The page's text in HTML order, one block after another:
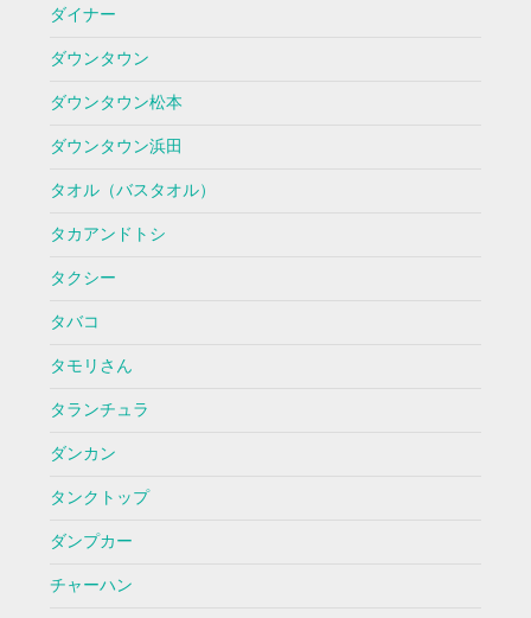
ダイナー
ダウンタウン
ダウンタウン松本
ダウンタウン浜田
タオル（バスタオル）
タカアンドトシ
タクシー
タバコ
タモリさん
タランチュラ
ダンカン
タンクトップ
ダンプカー
チャーハン